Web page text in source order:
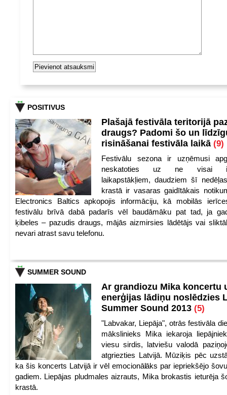
POSITIVUS
Plašajā festivāla teritorijā
draugs? Padomi šo un
risināšanai festivāla laikā (9)
Festivālu sezona ir uzņēmusi
neskatoties uz ne visai
laikapstākļiem, daudziem šī
krastā ir vasaras gaidītākais
Electronics Baltics apkopojis informāciju, kā mobilās
festivālu brīvā dabā padarīs vēl baudāmāku pat tad, ja
ķibeles – pazudis draugs, mājās aizmirsies lādētājs vai
nevari atrast savu telefonu.
SUMMER SOUND
Ar grandiozu Mika koncertu
enerģijas lādiņu noslēdzies
Summer Sound 2013 (5)
"Labvakar, Liepāja", otrās festivāla
mākslinieks Mika iekaroja
viesu sirdis, latviešu valodā
atgriezties Latvijā. Mūziķis pēc
ka šis koncerts Latvijā ir vēl emocionālāks par iepriekšējo
gadiem. Liepājas pludmales aizrauts, Mika brokastis ieturēja
krastā.